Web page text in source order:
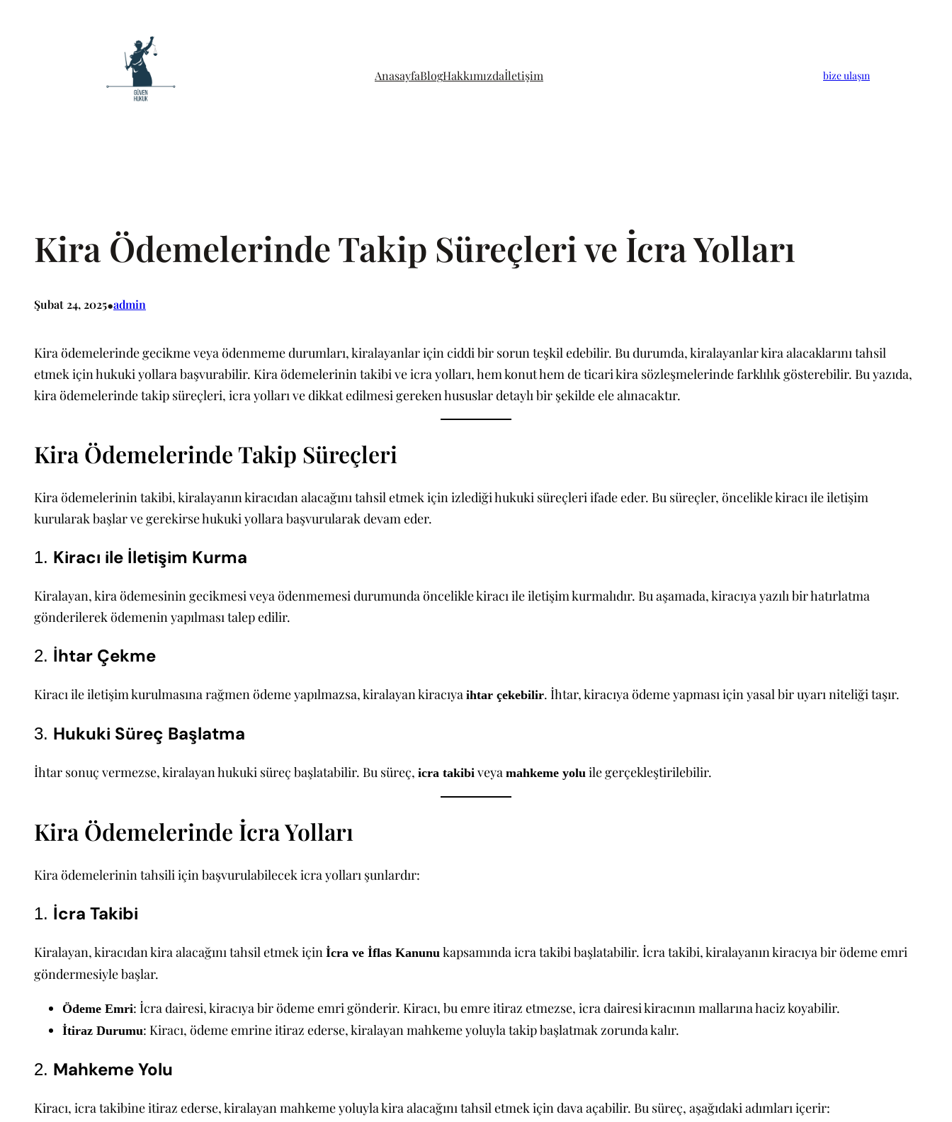
AnasayfaBlogHakkımızdaİletişim bize ulaşın
Kira Ödemelerinde Takip Süreçleri ve İcra Yolları
Şubat 24, 2025•admin
Kira ödemelerinde gecikme veya ödenmeme durumları, kiralayanlar için ciddi bir sorun teşkil edebilir. Bu durumda, kiralayanlar kira alacaklarını tahsil
etmek için hukuki yollara başvurabilir. Kira ödemelerinin takibi ve icra yolları, hem konut hem de ticari kira sözleşmelerinde farklılık gösterebilir. Bu yazıda,
kira ödemelerinde takip süreçleri, icra yolları ve dikkat edilmesi gereken hususlar detaylı bir şekilde ele alınacaktır.
Kira Ödemelerinde Takip Süreçleri
Kira ödemelerinin takibi, kiralayanın kiracıdan alacağını tahsil etmek için izlediği hukuki süreçleri ifade eder. Bu süreçler, öncelikle kiracı ile iletişim
kurularak başlar ve gerekirse hukuki yollara başvurularak devam eder.
1. Kiracı ile İletişim Kurma
Kiralayan, kira ödemesinin gecikmesi veya ödenmemesi durumunda öncelikle kiracı ile iletişim kurmalıdır. Bu aşamada, kiracıya yazılı bir hatırlatma
gönderilerek ödemenin yapılması talep edilir.
2. İhtar Çekme
Kiracı ile iletişim kurulmasına rağmen ödeme yapılmazsa, kiralayan kiracıya ihtar çekebilir. İhtar, kiracıya ödeme yapması için yasal bir uyarı niteliği taşır.
3. Hukuki Süreç Başlatma
İhtar sonuç vermezse, kiralayan hukuki süreç başlatabilir. Bu süreç, icra takibi veya mahkeme yolu ile gerçekleştirilebilir.
Kira Ödemelerinde İcra Yolları
Kira ödemelerinin tahsili için başvurulabilecek icra yolları şunlardır:
1. İcra Takibi
Kiralayan, kiracıdan kira alacağını tahsil etmek için İcra ve İflas Kanunu kapsamında icra takibi başlatabilir. İcra takibi, kiralayanın kiracıya bir ödeme emri
göndermesiyle başlar.
Ödeme Emri: İcra dairesi, kiracıya bir ödeme emri gönderir. Kiracı, bu emre itiraz etmezse, icra dairesi kiracının mallarına haciz koyabilir.
İtiraz Durumu: Kiracı, ödeme emrine itiraz ederse, kiralayan mahkeme yoluyla takip başlatmak zorunda kalır.
2. Mahkeme Yolu
Kiracı, icra takibine itiraz ederse, kiralayan mahkeme yoluyla kira alacağını tahsil etmek için dava açabilir. Bu süreç, aşağıdaki adımları içerir: